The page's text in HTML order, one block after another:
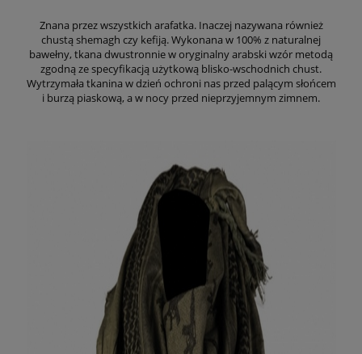
Znana przez wszystkich arafatka. Inaczej nazywana również
chustą shemagh czy kefiją. Wykonana w 100% z naturalnej
bawełny, tkana dwustronnie w oryginalny arabski wzór metodą
zgodną ze specyfikacją użytkową blisko-wschodnich chust.
Wytrzymała tkanina w dzień ochroni nas przed palącym słońcem
i burzą piaskową, a w nocy przed nieprzyjemnym zimnem.